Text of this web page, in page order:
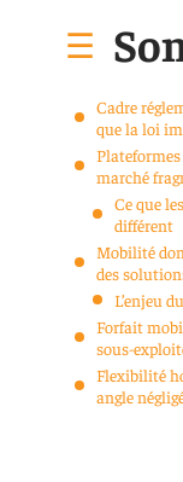
Cadre
que la loi
marché
Ce que
différent
Mobilité
des
L’enjeu
Forfait
sous-
Flexibilité
angle